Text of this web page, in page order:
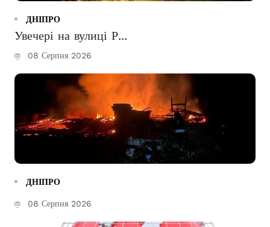
ДНІПРО
Увечері на вулиці Р...
08 Серпня 2026
ДНІПРО
08 Серпня 2026